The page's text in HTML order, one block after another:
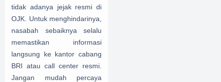
tidak adanya jejak resmi di
OJK. Untuk menghindarinya,
nasabah sebaiknya selalu
memastikan informasi
langsung ke kantor cabang
BRI atau call center resmi.
Jangan mudah percaya